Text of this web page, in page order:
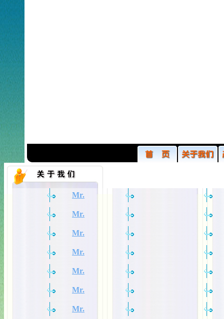
Mr.
Mr.
Mr.
Mr.
Mr.
Mr.
Mr.